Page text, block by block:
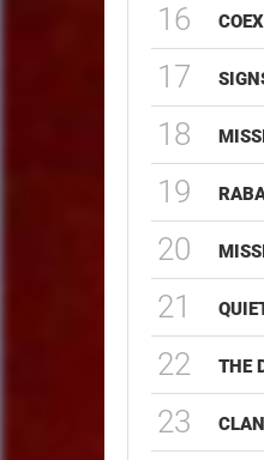
16
17
18
19
20
21
22 THE
23